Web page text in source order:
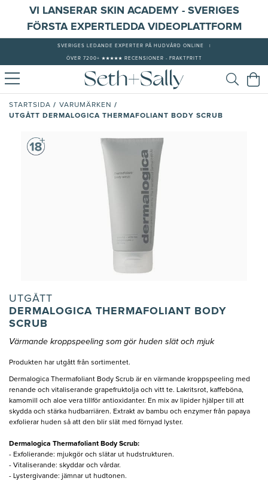
VI LANSERAR SKIN ACADEMY - SVERIGES
FÖRSTA EXPERTLEDDA VIDEOPLATTFORM
SVERIGES LEDANDE EXPERTER PÅ HUDVÅRD ONLINE
ÖVER 7200+ ★★★★★ RECENSIONER - FRAKTFRITT
STARTSIDA / VARUMÄRKEN /
UTGÅTT DERMALOGICA THERMAFOLIANT BODY SCRUB
UTGÅTT
DERMALOGICA THERMAFOLIANT BODY
SCRUB
Värmande kroppspeeling som gör huden slät och mjuk
Produkten har utgått från sortimentet.
Dermalogica Thermafoliant Body Scrub är en värmande kroppspeeling med
renande och vitaliserande grapefruktolja och vitt te. Lakritsrot, kaffeböna,
kamomill och aloe vera tillför antioxidanter. En mix av lipider hjälper till att
skydda och stärka hudbarriären. Extrakt av bambu och enzymer från papaya
exfolierar huden så att den blir slät med förnyad lyster.
Dermalogica Thermafoliant Body Scrub:
- Exfolierande: mjukgör och slätar ut hudstrukturen.
- Vitaliserande: skyddar och vårdar.
- Lystergivande: jämnar ut hudtonen.